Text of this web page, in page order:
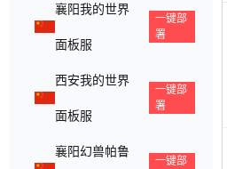
襄阳我的世界
面板服
一键部
署
西安我的世界
面板服
一键部
署
襄阳幻兽帕鲁
一键部